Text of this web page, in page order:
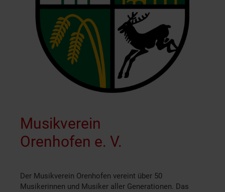
Musikverein
Orenhofen e. V.
Der Musikverein Orenhofen vereint über 50
Musikerinnen und Musiker aller Generationen. Das